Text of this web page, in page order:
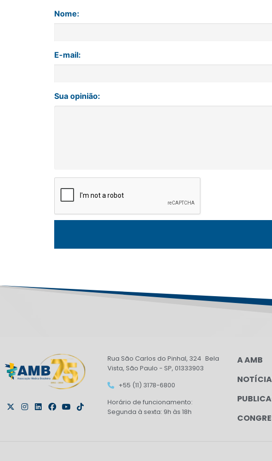
Nome:
E-mail:
Sua opinião:
Rua São Carlos do Pinhal, 324 Bela
Vista, São Paulo - SP, 01333903
+55 (11) 3178-6800
Horário de funcionamento:
Segunda à sexta: 9h às 18h
A AMB